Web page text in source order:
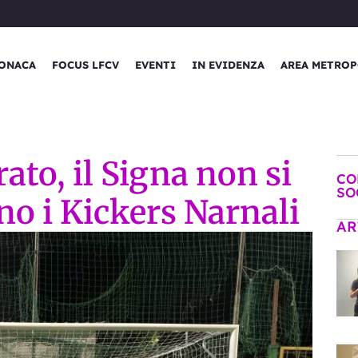
FOCUS LFCV EVENTI IN EVIDENZA AREA
il Signa non si
i Kickers Narnali